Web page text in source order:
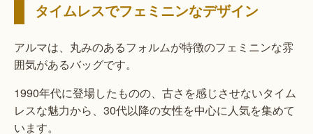
タイムレスでフェミニンなデザイン
アルマは、丸みのあるフォルムが特徴のフェミニンな雰
囲気があるバッグです。
1990年代に登場したものの、古さを感じさせないタイム
レスな魅力から、30代以降の女性を中心に人気を集めて
います。